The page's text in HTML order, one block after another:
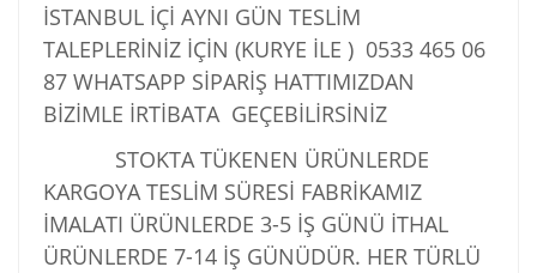
İSTANBUL İÇİ AYNI GÜN TESLİM
TALEPLERİNİZ İÇİN (KURYE İLE ) 0533 465 06
87 WHATSAPP SİPARİŞ HATTIMIZDAN
BİZİMLE İRTİBATA GEÇEBİLİRSİNİZ
STOKTA TÜKENEN ÜRÜNLERDE
KARGOYA TESLİM SÜRESİ FABRİKAMIZ
İMALATI ÜRÜNLERDE 3-5 İŞ GÜNÜ İTHAL
ÜRÜNLERDE 7-14 İŞ GÜNÜDÜR. HER TÜRLÜ